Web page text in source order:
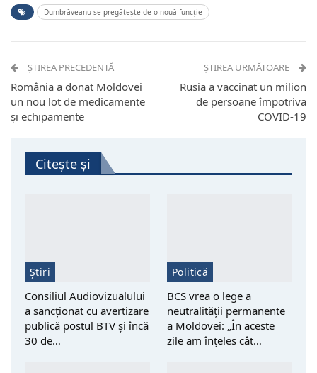
Dumbrăveanu se pregătește de o nouă funcție
ȘTIREA PRECEDENTĂ
România a donat Moldovei
un nou lot de medicamente
și echipamente
ȘTIREA URMĂTOARE
Rusia a vaccinat un milion
de persoane împotriva
COVID-19
Citește și
Știri
Consiliul Audiovizualului
a sancționat cu avertizare
publică postul BTV și încă
30 de…
Politică
BCS vrea o lege a
neutralității permanente
a Moldovei: „În aceste
zile am înțeles cât…